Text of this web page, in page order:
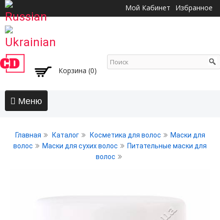
основному
Мой Кабинет Избранное
Корзина (0)
АКЦИИ
Воски, пасты, глина, помады для волос
Главная Каталог Косметика для волос
Маски для
волос
Маски для сухих волос
Питательные маски для
волос